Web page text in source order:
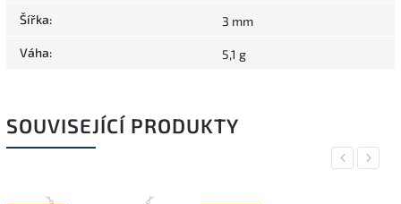
Šířka: 3 mm
Váha: 5,1 g
SOUVISEJÍCÍ PRODUKTY
Previous
Next